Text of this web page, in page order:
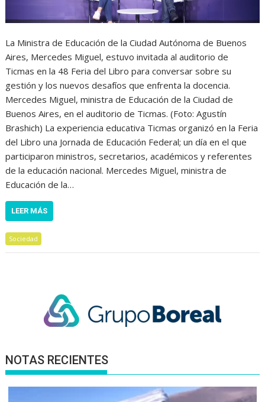
La Ministra de Educación de la Ciudad Autónoma de Buenos
Aires, Mercedes Miguel, estuvo invitada al auditorio de
Ticmas en la 48 Feria del Libro para conversar sobre su
gestión y los nuevos desafíos que enfrenta la docencia.
Mercedes Miguel, ministra de Educación de la Ciudad de
Buenos Aires, en el auditorio de Ticmas. (Foto: Agustín
Brashich) La experiencia educativa Ticmas organizó en la Feria
del Libro una Jornada de Educación Federal; un día en el que
participaron ministros, secretarios, académicos y referentes
de la educación nacional. Mercedes Miguel, ministra de
Educación de la…
LEER MÁS
Sociedad
NOTAS RECIENTES